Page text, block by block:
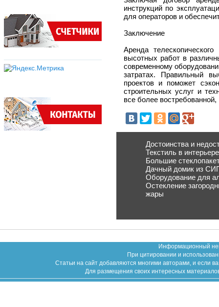
инструкций по
для операторов и
Заключение
Аренда
высотных работ в
современному
затратах. Правильный
проектов и поможет
строительных услуг и
все более
Достоинства и
Текстиль в
Большие
Дачный домик из
Оборудование для
Остекление
жары
Информационный
При цитировании и
Статьи на сайт добавляются многими авторами, и если
Для размещения своих интересных